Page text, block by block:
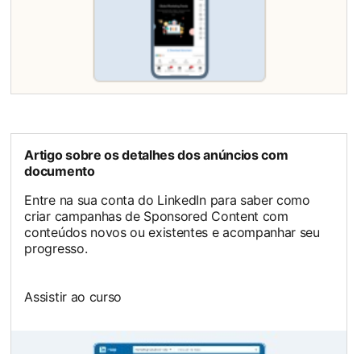
Artigo sobre os detalhes dos anúncios com
documento
Entre na sua conta do LinkedIn para saber como
criar campanhas de Sponsored Content com
conteúdos novos ou existentes e acompanhar seu
progresso.
Assistir ao curso